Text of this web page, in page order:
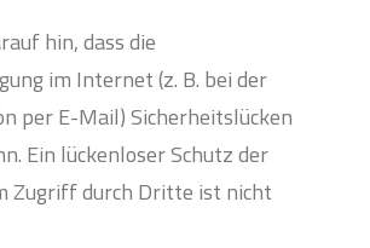
hin, dass die
im Internet (z. B. bei der
per E-Mail) Sicherheitslücken
Ein lückenloser Schutz der
Zugriff durch Dritte ist nicht